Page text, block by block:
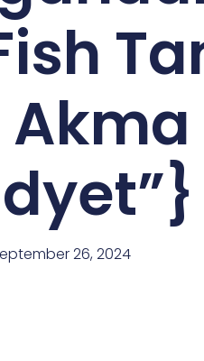
26, 2024